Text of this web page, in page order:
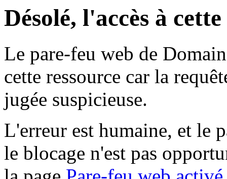
Désolé, l'accès à
Le pare-feu web de
cette ressource car la
jugée suspicieuse.
L'erreur est humaine, et le
le blocage n'est pas